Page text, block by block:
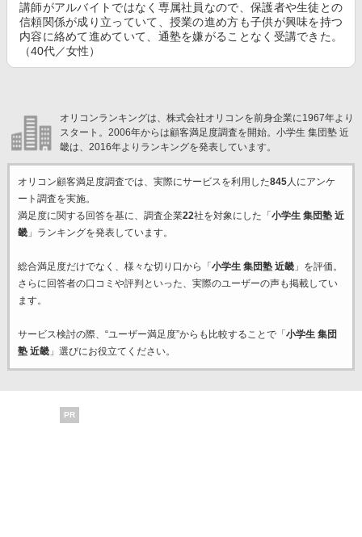
講師がアルバイトではなく専属社員なので、保護者や生徒との
信頼関係が成り立っていて、授業の進め方も子供が興味を持つ
内容に絡めて進めていて、通塾を嫌がることなく受講できた。
（40代／女性）
オリコンランキングは、株式会社オリコンを前身企業に1967年より
スタート。2006年からは顧客満足度調査を開始。小学生 集団塾 近
畿は、2016年よりランキングを発表しています。
オリコン顧客満足度調査では、実際にサービスを利用した845人にアンケ
ート調査を実施。
満足度に関する回答を基に、調査企業22社を対象にした「 小学生 集団塾 近
畿」ランキングを発表しています。
総合満足度だけでなく、様々な切り口から「 小学生 集団塾 近畿」を評価。
さらに回答者の口コミや評判といった、実際のユーザーの声も掲載してい
ます。
サービス検討の際、“ユーザー満足度”からも比較することで「 小学生 集団
塾 近畿」選びにお役立てください。
PR